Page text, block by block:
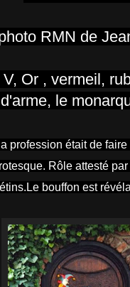
hoto RMN de
Or , vermeil,
le
profession était de
Rôle attesté
bouffon est